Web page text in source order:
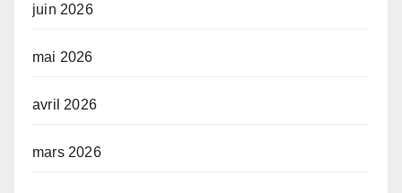
juin 2026
mai 2026
avril 2026
mars 2026